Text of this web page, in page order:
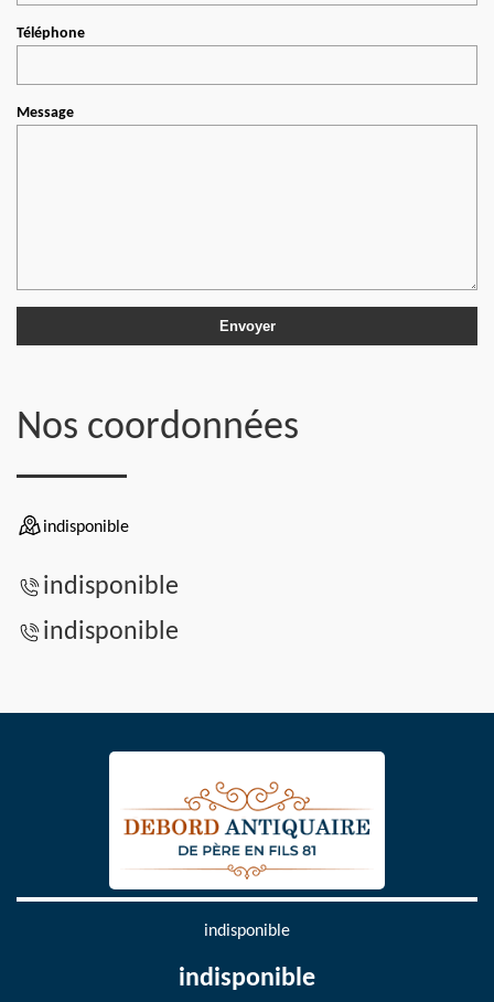
Téléphone
Message
Nos coordonnées
indisponible
indisponible
indisponible
indisponible
indisponible